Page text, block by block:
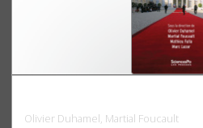
Olivier Duhamel, Martial Foucault